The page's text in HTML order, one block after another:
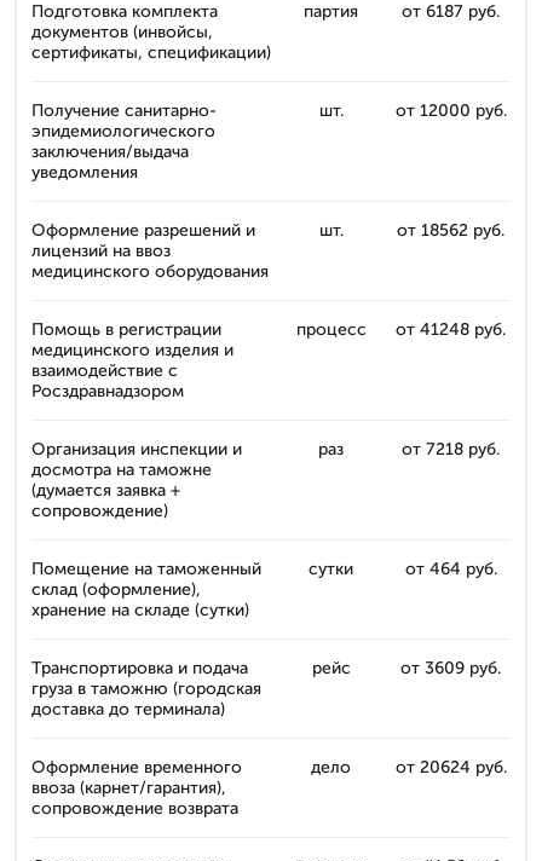
Подготовка комплекта
документов (инвойсы,
сертификаты, спецификации)
партия от 6187 руб.
Получение санитарно-
эпидемиологического
заключения/выдача
уведомления
шт. от 12000 руб.
Оформление разрешений и
лицензий на ввоз
медицинского оборудования
шт. от 18562 руб.
Помощь в регистрации
медицинского изделия и
взаимодействие с
Росздравнадзором
процесс от 41248 руб.
Организация инспекции и
досмотра на таможне
(думается заявка +
сопровождение)
раз от 7218 руб.
Помещение на таможенный
склад (оформление),
хранение на складе (сутки)
сутки от 464 руб.
Транспортировка и подача
груза в таможню (городская
доставка до терминала)
рейс от 3609 руб.
Оформление временного
ввоза (карнет/гарантия),
сопровождение возврата
дело от 20624 руб.